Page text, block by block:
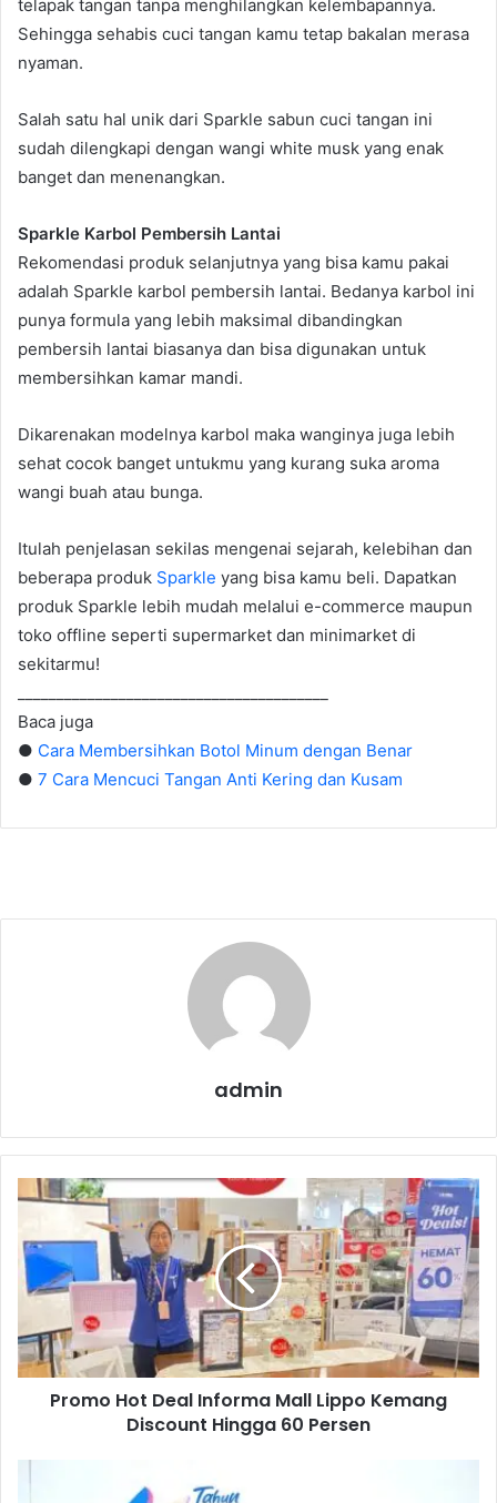
telapak tangan tanpa menghilangkan kelembapannya.
Sehingga sehabis cuci tangan kamu tetap bakalan merasa
nyaman.
Salah satu hal unik dari Sparkle sabun cuci tangan ini
sudah dilengkapi dengan wangi white musk yang enak
banget dan menenangkan.
Sparkle Karbol Pembersih Lantai
Rekomendasi produk selanjutnya yang bisa kamu pakai
adalah Sparkle karbol pembersih lantai. Bedanya karbol ini
punya formula yang lebih maksimal dibandingkan
pembersih lantai biasanya dan bisa digunakan untuk
membersihkan kamar mandi.
Dikarenakan modelnya karbol maka wanginya juga lebih
sehat cocok banget untukmu yang kurang suka aroma
wangi buah atau bunga.
Itulah penjelasan sekilas mengenai sejarah, kelebihan dan
beberapa produk Sparkle yang bisa kamu beli. Dapatkan
produk Sparkle lebih mudah melalui e-commerce maupun
toko offline seperti supermarket dan minimarket di
sekitarmu!
Baca juga
● Cara Membersihkan Botol Minum dengan Benar
● 7 Cara Mencuci Tangan Anti Kering dan Kusam
admin
o
m
o
t
D
Promo Hot Deal Informa Mall Lippo Kemang
Discount Hingga 60 Persen